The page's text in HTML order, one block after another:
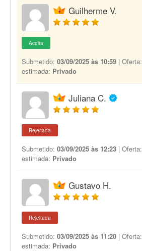
Guilherme V.
Aceita
Submetido: 03/09/2025 às 10:59 | Oferta:
estimada: Privado
Juliana C.
Rejeitada
Submetido: 03/09/2025 às 12:23 | Oferta:
estimada: Privado
Gustavo H.
Rejeitada
Submetido: 03/09/2025 às 11:20 | Oferta:
estimada: Privado